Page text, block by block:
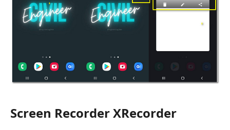
Screen Recorder XRecorder